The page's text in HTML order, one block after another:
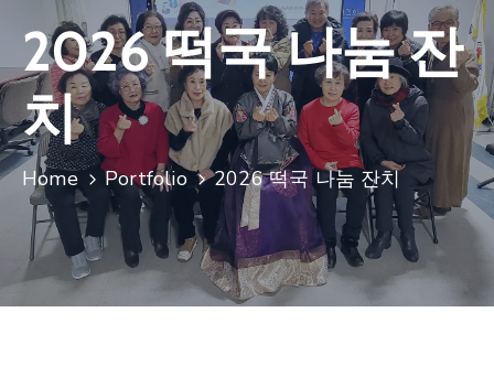
소
개
갤
러
리
도
네
이
션
2026 떡국 나눔 잔
치
Home Portfolio 2026 떡국 나눔 잔치